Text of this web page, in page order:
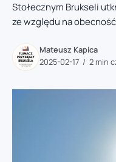
Stołecznym Brukseli
ze względu na
Mateusz Kapica
2025-02-17
2 min